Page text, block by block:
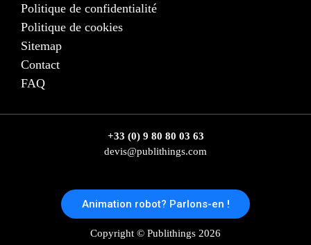
Politique de confidentialité
Politique de cookies
Sitemap
Contact
FAQ
+33 (0) 9 80 80 03 63
devis@publithings.com
Animation robot? Parlons-en !
Copyright © Publithings 2026